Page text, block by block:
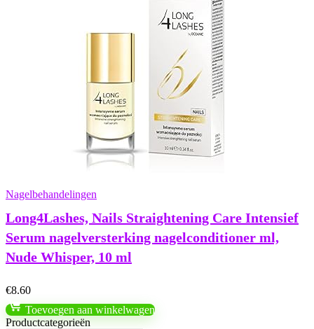
Nagelbehandelingen
Long4Lashes, Nails Straightening Care Intensief
Serum nagelversterking nagelconditioner ml,
Nude Whisper, 10 ml
€8.60
Toevoegen aan winkelwagen
Productcategorieën